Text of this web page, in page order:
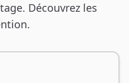
Découvrez les